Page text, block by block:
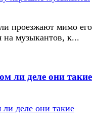
проезжают мимо его
на музыкантов, к...
ли деле они такие